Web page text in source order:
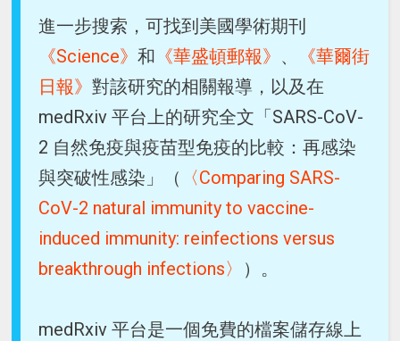
進一步搜索，可找到美國學術期刊
《Science》和 《華盛頓郵報》 、
《華爾街
日報》對該研究的相關報導，以及在
medRxiv 平台上的研究全文「SARS-CoV-
2 自然免疫與疫苗型免疫的比較：再感染
與突破性感染」（
〈Comparing SARS-
CoV-2 natural immunity to vaccine-
induced immunity: reinfections versus
breakthrough infections〉
）。
medRxiv 平台是一個免費的檔案儲存線上